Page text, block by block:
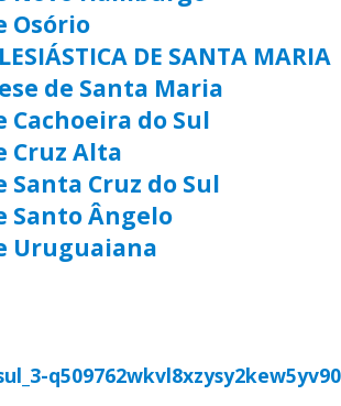
Osório
DE SANTA MARIA
de Santa Maria
Cachoeira do Sul
Cruz Alta
Santa Cruz do Sul
Santo Ângelo
Uruguaiana